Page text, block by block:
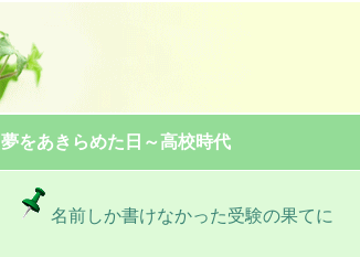
夢をあきらめた日～高校時代
名前しか書けなかった受験の果てに